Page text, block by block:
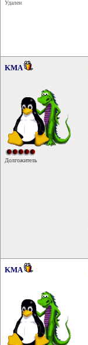
Удален
KMA
Долгожитель
KMA